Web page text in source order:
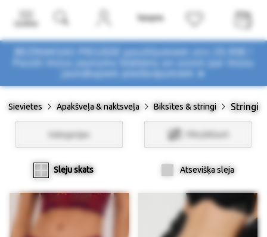
BEZMAKSAS PIEGĀDE pasūtījumiem virs 29,90€ !
Pasūti mūsu jaunumu biļetenu un uzzini par mūsu
Sievietes Apakšveļa & naktsveļa Biksītes & stringi Stringi
Kategorijas Filtri/Atlasīt
Sleju skats Atsevišķa sleja